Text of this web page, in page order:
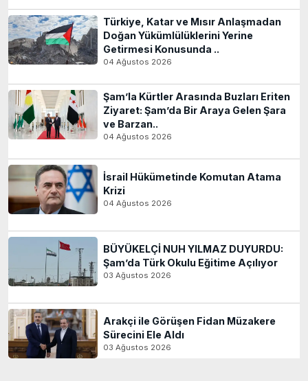
Türkiye, Katar ve Mısır Anlaşmadan
Doğan Yükümlülüklerini Yerine
Getirmesi Konusunda ..
04 Ağustos 2026
Şam’la Kürtler Arasında Buzları Eriten
Ziyaret: Şam’da Bir Araya Gelen Şara
ve Barzan..
04 Ağustos 2026
İsrail Hükümetinde Komutan Atama
Krizi
04 Ağustos 2026
BÜYÜKELÇİ NUH YILMAZ DUYURDU:
Şam’da Türk Okulu Eğitime Açılıyor
03 Ağustos 2026
Arakçi ile Görüşen Fidan Müzakere
Sürecini Ele Aldı
03 Ağustos 2026